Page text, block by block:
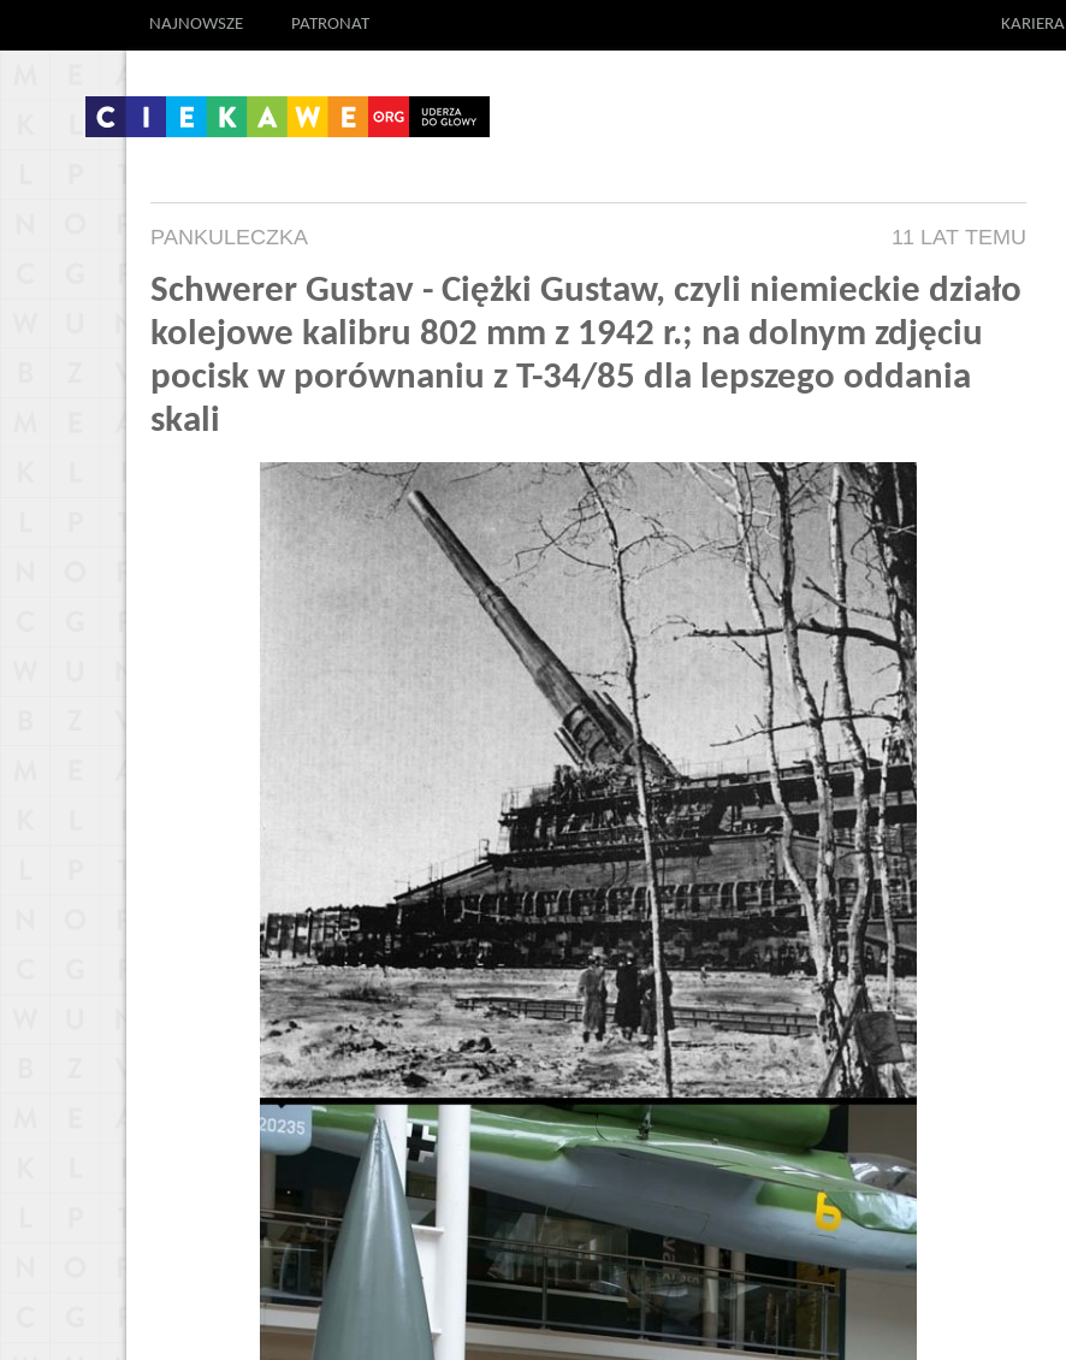
NAJNOWSZE PATRONAT KARIERA
PANKULECZKA 11 LAT TEMU
Schwerer Gustav - Ciężki Gustaw, czyli niemieckie działo
kolejowe kalibru 802 mm z 1942 r.; na dolnym zdjęciu
pocisk w porównaniu z T-34/85 dla lepszego oddania
skali